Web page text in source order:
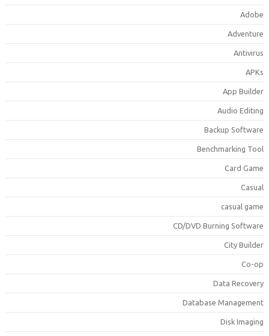
App
Audio
Backup
Benchmarking
Card
casual
CD/DVD Burning
City
Co-
Data
Database
Disk